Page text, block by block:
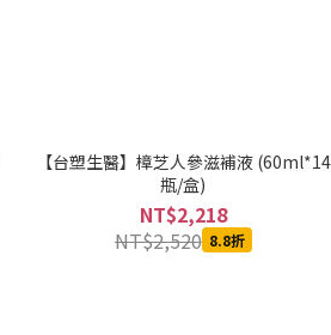
【台塑生醫】樟芝人參滋補液 (60ml*14
瓶/盒)
NT$2,218
NT$2,520 8.8折